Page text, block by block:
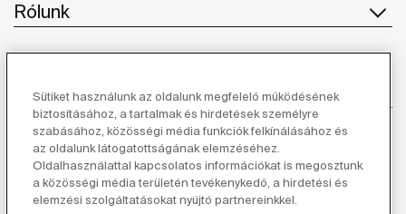
Rólunk
Ihlet
Kövessen minket
Sütiket használunk az oldalunk megfelelő működésének
biztosításához, a tartalmak és hirdetések személyre
szabásához, közösségi média funkciók felkínálásához és
az oldalunk látogatottságának elemzéséhez.
Oldalhasználattal kapcsolatos információkat is megosztunk
a közösségi média területén tevékenykedő, a hirdetési és
elemzési szolgáltatásokat nyújtó partnereinkkel.